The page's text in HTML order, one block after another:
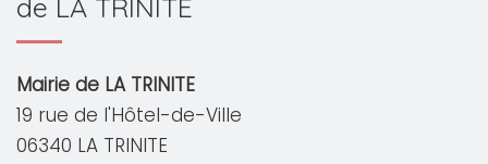
de LA TRINITE
Mairie de LA TRINITE
19 rue de l'Hôtel-de-Ville
06340 LA TRINITE